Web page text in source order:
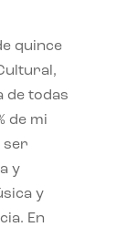
quince
de todas
de mi
ser
y
y
En